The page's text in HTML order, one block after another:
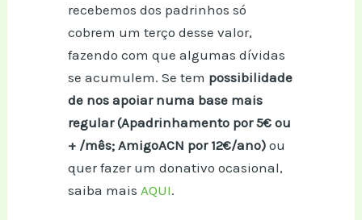
recebemos dos padrinhos só
cobrem um terço desse valor,
fazendo com que algumas dívidas
se acumulem. Se tem possibilidade
de nos apoiar numa base mais
regular (Apadrinhamento por 5€ ou
+ /mês; AmigoACN por 12€/ano) ou
quer fazer um donativo ocasional,
saiba mais AQUI.